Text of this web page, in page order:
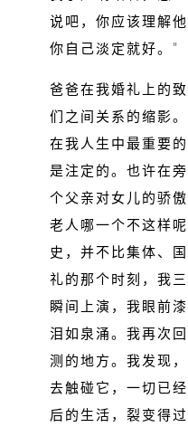
说吧，你应该理解他
你自己淡定就好。”
爸爸在我婚礼上的
们之间关系的缩影
在我人生中最重要
是注定的。也许在
个父亲对女儿的骄
老人哪一个不这样
史，并不比集体、
礼的那个时刻，我
瞬间上演，我眼前
泪如泉涌。我再次
测的地方。我发现
去触碰它，一切已
后的生活，裂变得